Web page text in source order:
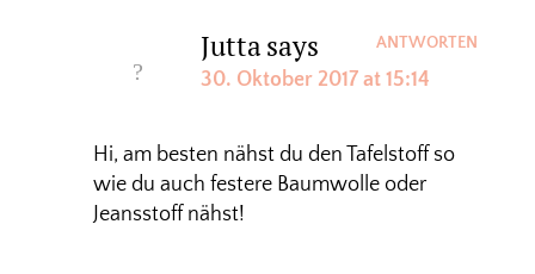
Juttasays
30. Oktober 2017 at 15:14
Hi, am besten nähst du den Tafelstoff so
wie du auch festere Baumwolle oder
Jeansstoff nähst!
ANTWORTEN